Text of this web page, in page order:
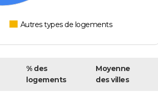
Autres types de logements
% des
logements
Moyenne
des villes